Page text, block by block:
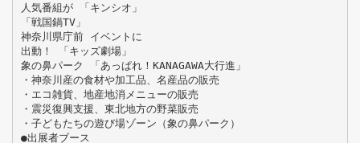
人気番組が 「キンシオ」
「戦国鍋TV」
神奈川県庁前 イベントに
出動！ 「キッズ劇場」
象の鼻パーク 「あっぱれ！KANAGAWA大行進」
・神奈川産の食材や加工品、名産品の販売
・エコ雑貨、地産地消メニューの販売
・震災復興支援、東北地方の野菜販売
・子どもたちの遊び場ゾーン（象の鼻パーク）
●出展者ブース